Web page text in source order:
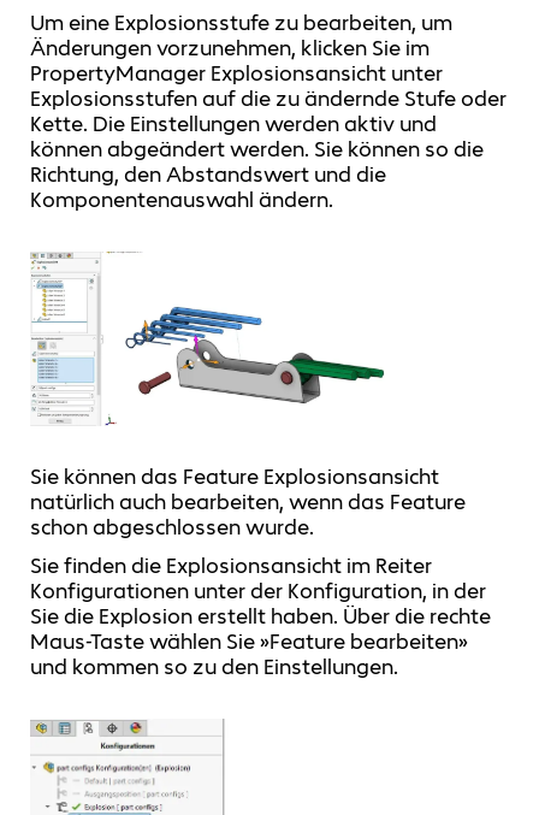
Um eine Explosionsstufe zu bearbeiten, um
Änderungen vorzunehmen, klicken Sie im
PropertyManager Explosionsansicht unter
Explosionsstufen auf die zu ändernde Stufe oder
Kette. Die Einstellungen werden aktiv und
können abgeändert werden. Sie können so die
Richtung, den Abstandswert und die
Komponentenauswahl ändern.
Sie können das Feature Explosionsansicht
natürlich auch bearbeiten, wenn das Feature
schon abgeschlossen wurde.
Sie finden die Explosionsansicht im Reiter
Konfigurationen unter der Konfiguration, in der
Sie die Explosion erstellt haben. Über die rechte
Maus-Taste wählen Sie »Feature bearbeiten»
und kommen so zu den Einstellungen.